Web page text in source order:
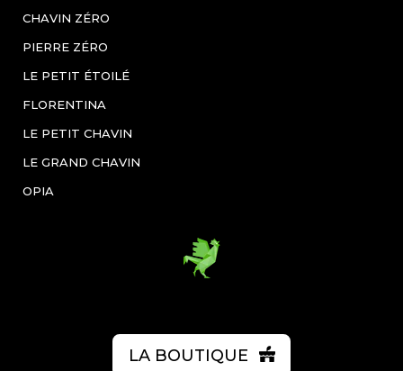
CHAVIN ZÉRO
PIERRE ZÉRO
LE PETIT ÉTOILÉ
FLORENTINA
LE PETIT CHAVIN
LE GRAND CHAVIN
OPIA
LA BOUTIQUE